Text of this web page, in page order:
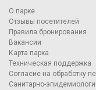
О парке
Отзывы посетителей
Правила бронирования
Вакансии
Карта парка
Техническая поддержка
Согласие на обработку
Санитарно-